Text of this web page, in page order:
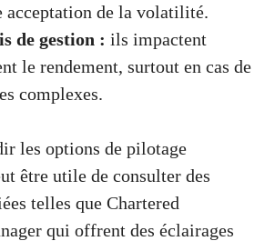
acceptation de la volatilité.
de gestion : ils impactent
le rendement, surtout en cas de
complexes.
les options de pilotage
être utile de consulter des
telles que Chartered
qui offrent des éclairages